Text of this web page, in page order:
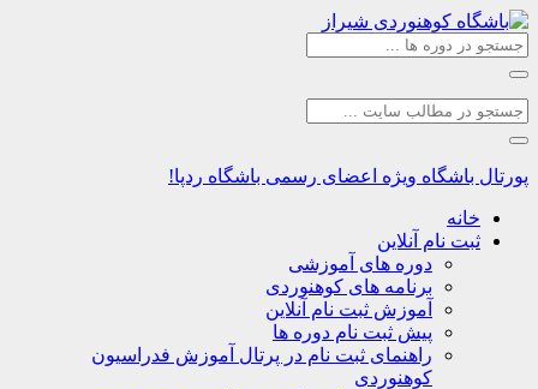
ویژه اعضای رسمی باشگاه ردپا!
نام آنلاین
دوره های آموزشی
برنامه های کوهنوردی
آموزش ثبت نام آنلاین
پیش ثبت نام دوره ها
راهنمای ثبت نام در پرتال آموزش فدراسیون
کوهنوردی